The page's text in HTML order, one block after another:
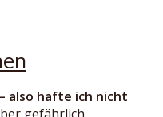
also hafte ich nicht